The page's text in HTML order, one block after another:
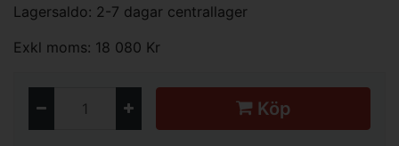
Lagersaldo: 2-7 dagar centrallager
Exkl moms: 18 080 Kr
Köp